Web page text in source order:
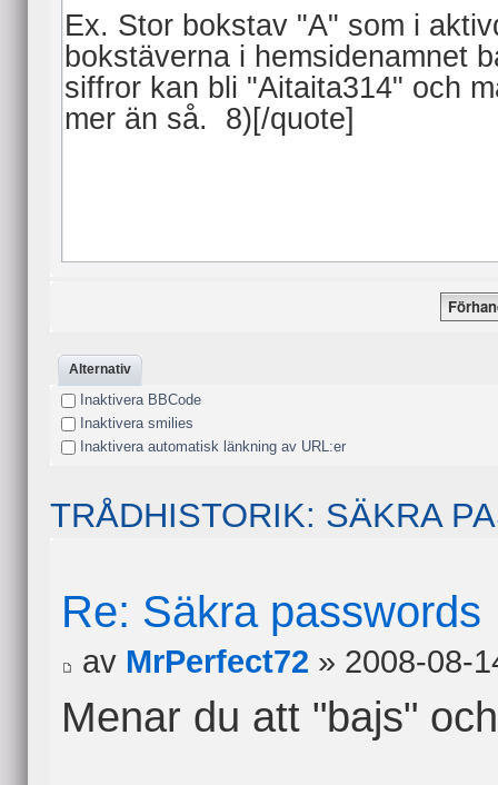
Alternativ
Inaktivera BBCode
Inaktivera smilies
Inaktivera automatisk länkning av URL:er
TRÅDHISTORIK: SÄKRA
Re: Säkra passwords
av MrPerfect72 » 2008-08-
Menar du att "bajs"